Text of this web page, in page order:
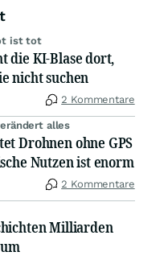
ist tot
die KI-Blase dort,
nicht suchen
2 Kommentare
alles
Drohnen ohne GPS
Nutzen ist enorm
2 Kommentare
Milliarden